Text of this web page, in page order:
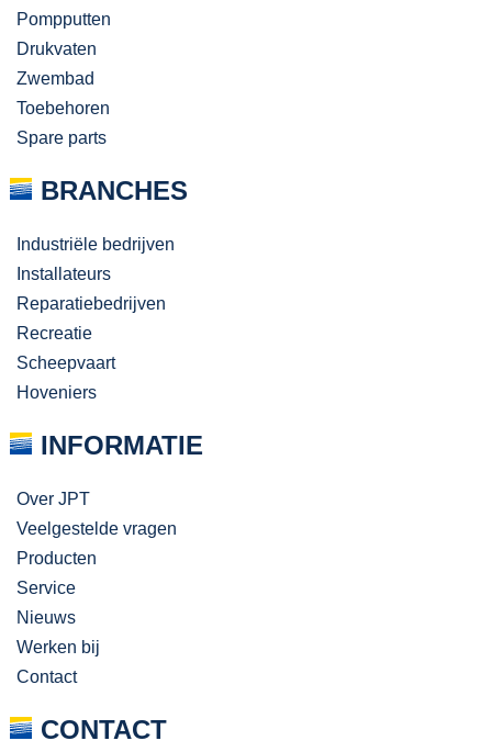
Pompputten
Drukvaten
Zwembad
Toebehoren
Spare parts
BRANCHES
Industriële bedrijven
Installateurs
Reparatiebedrijven
Recreatie
Scheepvaart
Hoveniers
INFORMATIE
Over JPT
Veelgestelde vragen
Producten
Service
Nieuws
Werken bij
Contact
CONTACT